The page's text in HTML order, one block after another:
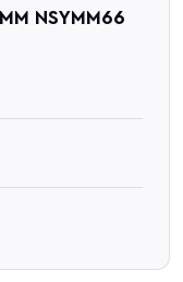
NSYMM66